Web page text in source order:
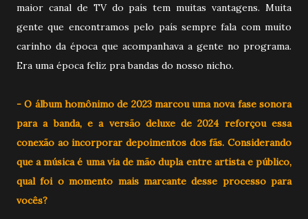
maior canal de TV do país tem muitas vantagens. Muita
gente que encontramos pelo país sempre fala com muito
carinho da época que acompanhava a gente no programa.
Era uma época feliz pra bandas do nosso nicho.
- O álbum homônimo de 2023 marcou uma nova fase sonora
para a banda, e a versão deluxe de 2024 reforçou essa
conexão ao incorporar depoimentos dos fãs. Considerando
que a música é uma via de mão dupla entre artista e público,
qual foi o momento mais marcante desse processo para
vocês?